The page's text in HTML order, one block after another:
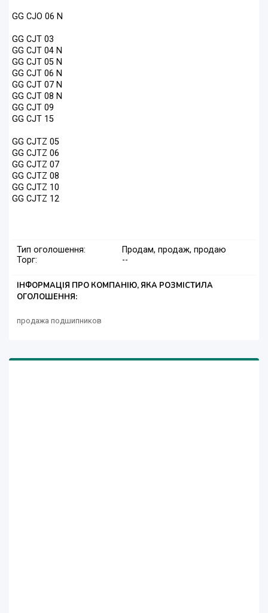
GG CJO 06 N
GG CJT 03
GG CJT 04 N
GG CJT 05 N
GG CJT 06 N
GG CJT 07 N
GG CJT 08 N
GG CJT 09
GG CJT 15
GG CJTZ 05
GG CJTZ 06
GG CJTZ 07
GG CJTZ 08
GG CJTZ 10
GG CJTZ 12
Тип оголошення:
Продам, продаж, продаю
Торг:
--
ІНФОРМАЦІЯ ПРО КОМПАНІЮ, ЯКА РОЗМІСТИЛА
ОГОЛОШЕННЯ:
продажа подшипников